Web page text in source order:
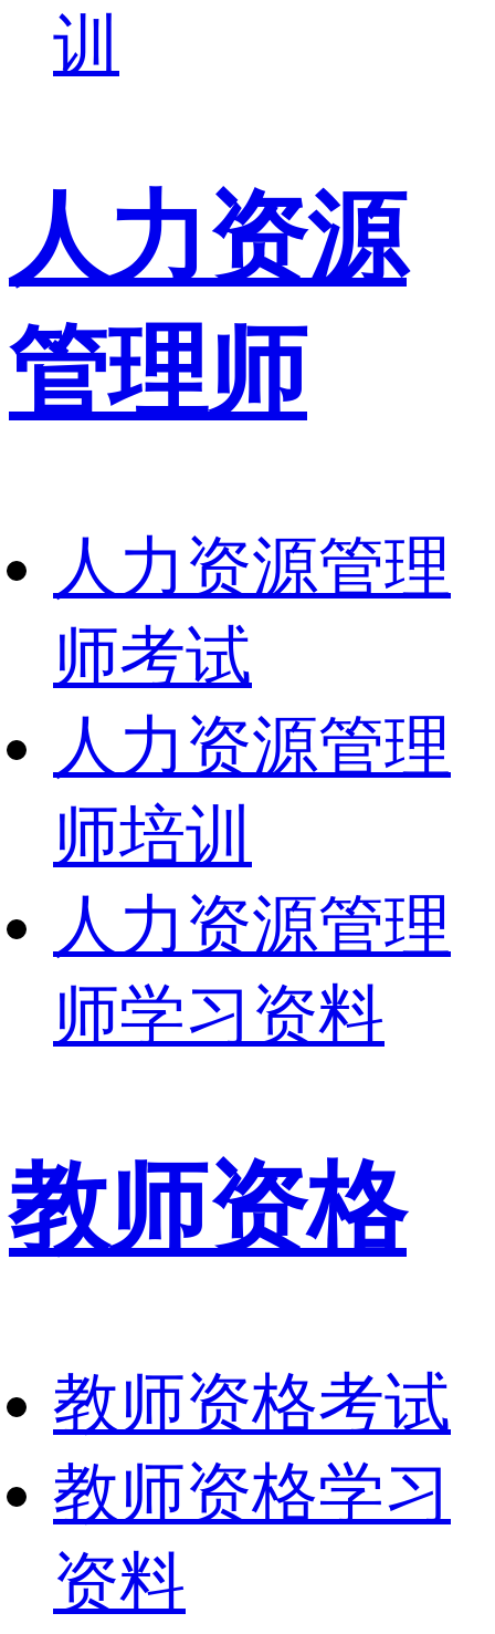
训
人力资源
管理师
人力资源管理
师考试
人力资源管理
师培训
人力资源管理
师学习资料
教师资格
教师资格考试
教师资格学习
资料